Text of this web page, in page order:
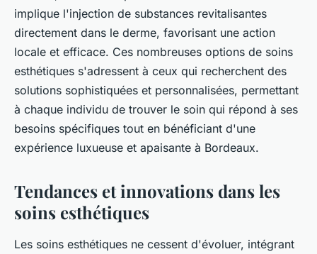
implique l'injection de substances revitalisantes
directement dans le derme, favorisant une action
locale et efficace. Ces nombreuses options de soins
esthétiques s'adressent à ceux qui recherchent des
solutions sophistiquées et personnalisées, permettant
à chaque individu de trouver le soin qui répond à ses
besoins spécifiques tout en bénéficiant d'une
expérience luxueuse et apaisante à Bordeaux.
Tendances et innovations dans les
soins esthétiques
Les soins esthétiques ne cessent d'évoluer, intégrant